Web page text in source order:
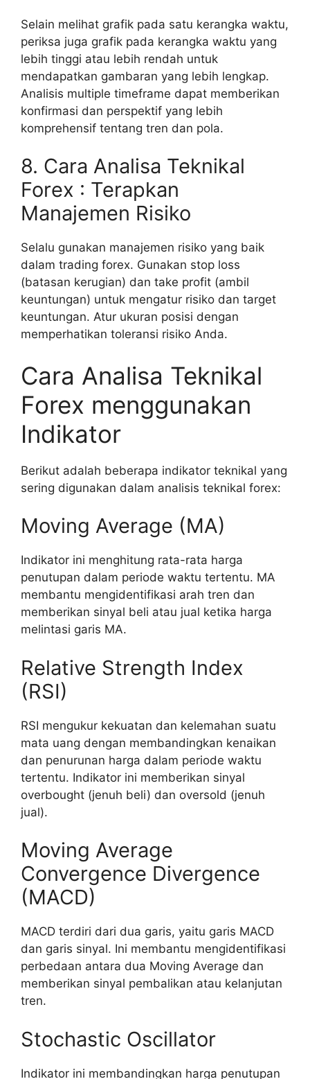
Selain melihat grafik pada satu kerangka waktu,
periksa juga grafik pada kerangka waktu yang
lebih tinggi atau lebih rendah untuk
mendapatkan gambaran yang lebih lengkap.
Analisis multiple timeframe dapat memberikan
konfirmasi dan perspektif yang lebih
komprehensif tentang tren dan pola.
8. Cara Analisa Teknikal
Forex : Terapkan
Manajemen Risiko
Selalu gunakan manajemen risiko yang baik
dalam trading forex. Gunakan stop loss
(batasan kerugian) dan take profit (ambil
keuntungan) untuk mengatur risiko dan target
keuntungan. Atur ukuran posisi dengan
memperhatikan toleransi risiko Anda.
Cara Analisa Teknikal
Forex menggunakan
Indikator
Berikut adalah beberapa indikator teknikal yang
sering digunakan dalam analisis teknikal forex:
Moving Average (MA)
Indikator ini menghitung rata-rata harga
penutupan dalam periode waktu tertentu. MA
membantu mengidentifikasi arah tren dan
memberikan sinyal beli atau jual ketika harga
melintasi garis MA.
Relative Strength Index
(RSI)
RSI mengukur kekuatan dan kelemahan suatu
mata uang dengan membandingkan kenaikan
dan penurunan harga dalam periode waktu
tertentu. Indikator ini memberikan sinyal
overbought (jenuh beli) dan oversold (jenuh
jual).
Moving Average
Convergence Divergence
(MACD)
MACD terdiri dari dua garis, yaitu garis MACD
dan garis sinyal. Ini membantu mengidentifikasi
perbedaan antara dua Moving Average dan
memberikan sinyal pembalikan atau kelanjutan
tren.
Stochastic Oscillator
Indikator ini membandingkan harga penutupan